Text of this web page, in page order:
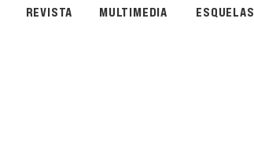
REVISTA MULTIMEDIA ESQUELAS